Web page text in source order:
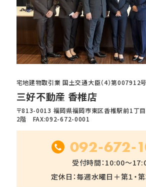
宅地建物取引業 国土交通大臣（4）第007912号
三好不動産 香椎店
〒813-0013 福岡県福岡市東区香椎駅前1丁
2階 FAX:092-672-0001
092-672-
受付時間：10:00～
定休日：毎週水曜日＋第１・